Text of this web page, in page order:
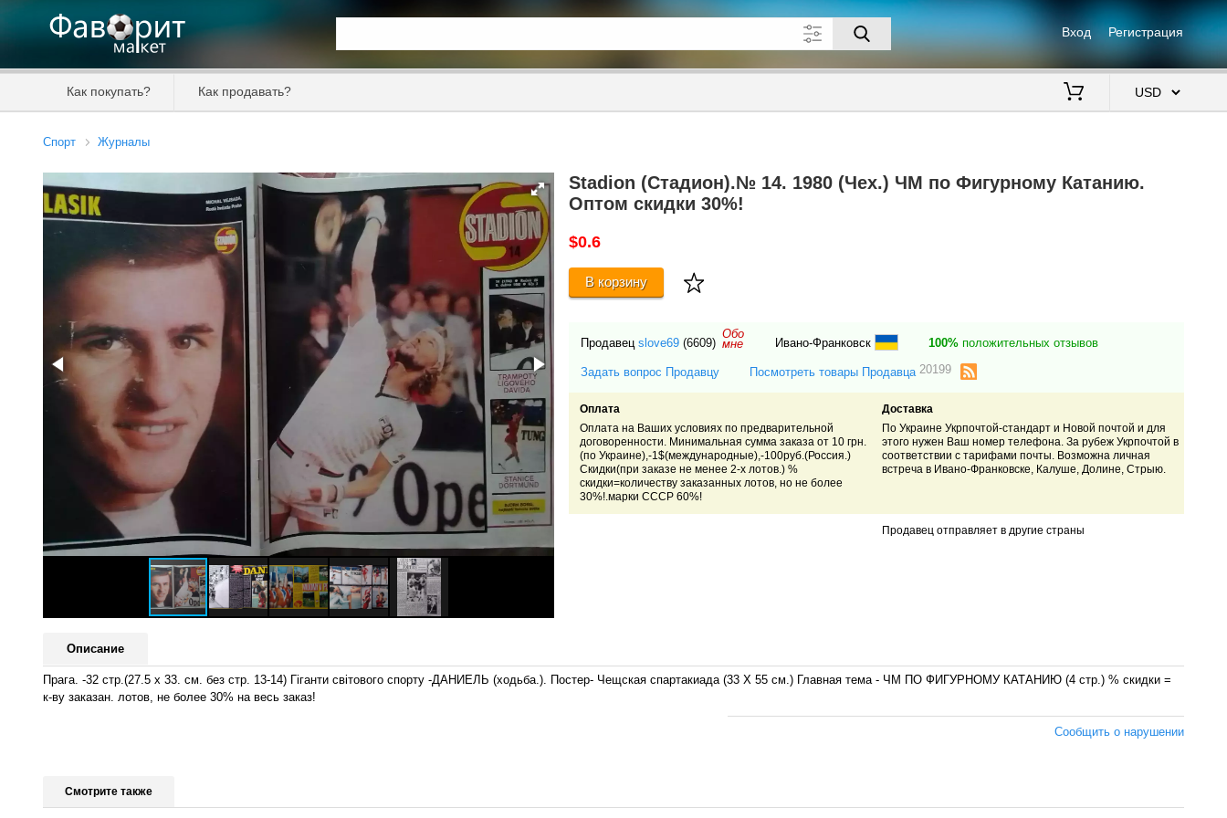
Вход Регистрация
Как покупать? Как продавать?
Спорт Журналы
Stadion (Стадион).№ 14. 1980 (Чех.) ЧМ по Фигурному Катанию.
Оптом cкидки 30%!
$0.6
В корзину
Продавец slove69 (6609)
Обо
мне Ивано-Франковск 100%положительных отзывов
Задать вопрос Продавцу Посмотреть товары Продавца 20199
Оплата
Оплата на Ваших условиях по предварительной
договоренности. Минимальная сумма заказа от 10 грн.
(по Украине),-1$(международные),-100руб.(Россия.)
Скидки(при заказе не менее 2-х лотов.) %
скидки=количеству заказанных лотов, но не более
30%!.марки СССР 60%!
Доставка
По Украине Укрпочтой-стандарт и Новой почтой и для
этого нужен Ваш номер телефона. За рубеж Укрпочтой в
соответствии с тарифами почты. Возможна личная
встреча в Ивано-Франковске, Калуше, Долине, Стрыю.
Продавец отправляет в другие страны
Описание
Прага. -32 стр.(27.5 х 33. см. без стр. 13-14) Гіганти світового спорту -ДАНИЕЛЬ (ходьба.). Постер- Чещская спартакиада (33 Х 55 см.) Главная тема - ЧМ ПО ФИГУРНОМУ КАТАНИЮ (4 стр.) % скидки =
к-ву заказан. лотов, не более 30% на весь заказ!
Сообщить о нарушении
Смотрите также